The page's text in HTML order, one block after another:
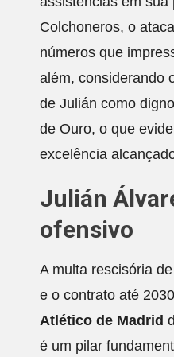
Colchoneros, o
números que
além, considerando
de Julián como
de Ouro, o que
excelência
Julián
ofensivo
A multa rescisória
e o contrato até
Atlético de Madrid
é um pilar